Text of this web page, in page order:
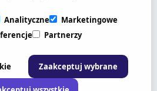
Analityczne
Marketingowe
Partnerzy
Zaakceptuj wybrane